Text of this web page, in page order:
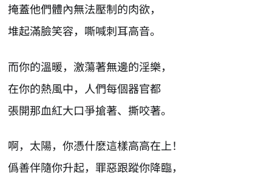
掩蓋他們體內無法壓制的肉欲，
堆起滿臉笑容，嘶喊刺耳高音。
而你的溫暖，激蕩著無邊的淫樂，
在你的熱風中，人們每個器官都
張開那血紅大口爭搶著、撕咬著。
啊，太陽，你憑什麽這樣高高在上！
僞善伴隨你升起，罪惡跟蹤你降臨，